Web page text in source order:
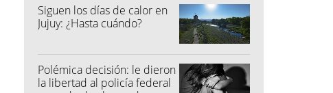
Siguen los días de calor en
Jujuy: ¿Hasta cuándo?
Polémica decisión: le dieron
la libertad al policía federal